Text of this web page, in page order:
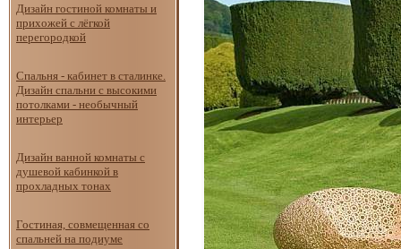
Дизайн гостиной комнаты и
прихожей с лёгкой
перегородкой
Спальня - кабинет в сталинке.
Дизайн спальни с высокими
потолками - необычный
интерьер
Дизайн ванной комнаты с
душевой кабинкой в
прохладных тонах
Гостиная, совмещенная со
спальней на подиуме